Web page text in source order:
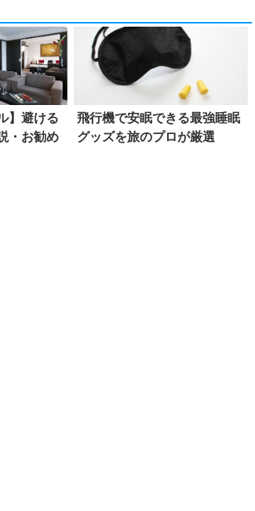
】避ける
・お勧め
飛行機で安眠できる最強睡眠
グッズを旅のプロが厳選